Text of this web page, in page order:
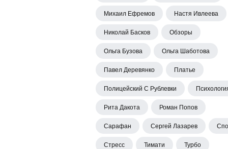
Михаил Ефремов Настя Ивлеева
Николай Басков Обзоры
Ольга Бузова Ольга Шаботова
Павел Деревянко Платье
Полицейский С Рублевки
Рита Дакота Роман Попов
Сарафан Сергей Лазарев
Стресс Тимати Турбо